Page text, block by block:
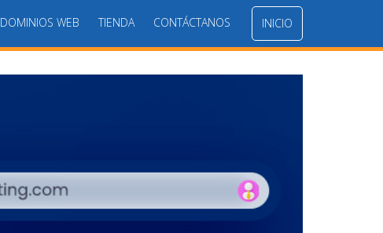
DOMINIOS WEB TIENDA CONTÁCTANOS INICIO